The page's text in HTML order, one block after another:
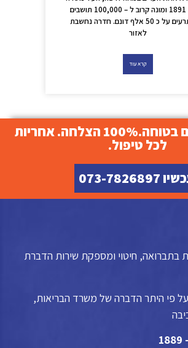
בשנת 1891 ומונה קרוב ל – 100,000 תושבים
המשתרעים על כ 50 אלף דונם. חדרה נחשבת
לאזור
קרא עוד
הדברת מזיקים בטוחה.100% הצלחה. אחריות
לכל טיפול.
7826897
בתברואה, חיטוי ומספקת שירות הדברת
פי היתר הדברה של משרד הבריאות,